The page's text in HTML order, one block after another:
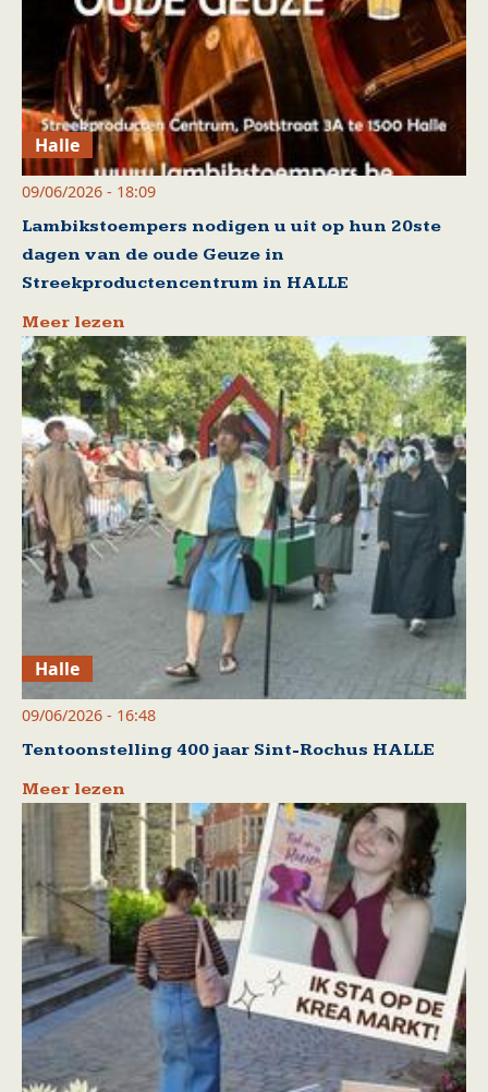
Halle
09/06/2026 - 18:09
Lambikstoempers nodigen u uit op hun 20ste
dagen van de oude Geuze in
Streekproductencentrum in HALLE
Meer lezen
Halle
09/06/2026 - 16:48
Tentoonstelling 400 jaar Sint-Rochus HALLE
Meer lezen